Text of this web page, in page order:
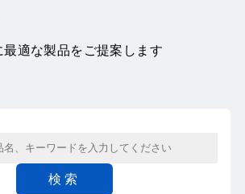
適な製品をご提案します
検索